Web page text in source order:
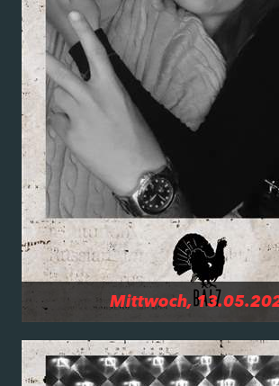
Mittwoch,